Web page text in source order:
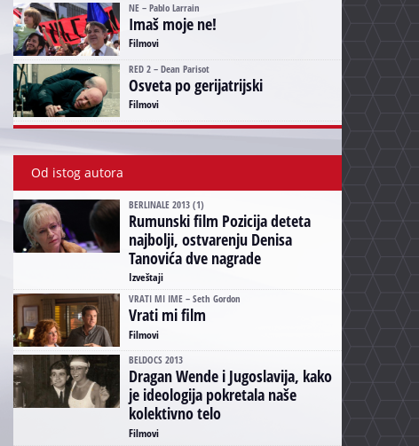
NE – Pablo Larrain
Imaš moje ne!
Filmovi
RED 2 – Dean Parisot
Osveta po gerijatrijski
Filmovi
Od istog autora
BERLINALE 2013 (1)
Rumunski film Pozicija deteta
najbolji, ostvarenju Denisa
Tanovića dve nagrade
Izveštaji
VRATI MI IME – Seth Gordon
Vrati mi film
Filmovi
BELDOCS 2013
Dragan Wende i Jugoslavija, kako
je ideologija pokretala naše
kolektivno telo
Filmovi